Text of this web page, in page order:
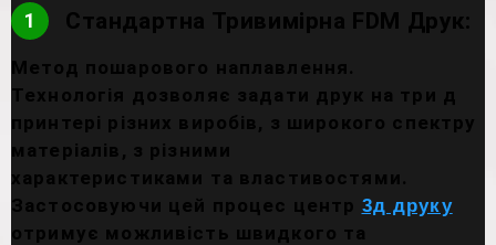
1 Стандартна Тривимірна FDM Друк:
Метод пошарового наплавлення.
Технологія дозволяє задати друк на три д
принтері різних виробів, з широкого спектру
матеріалів, з різними
характеристиками та властивостями.
Застосовуючи цей процес центр 3д друку
отримує можливість швидкого та